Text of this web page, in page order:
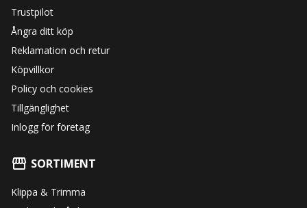
Trustpilot
Ångra ditt köp
Reklamation och retur
Köpvillkor
Policy och cookies
Tillgänglighet
Inlogg för företag
SORTIMENT
Klippa & Trimma